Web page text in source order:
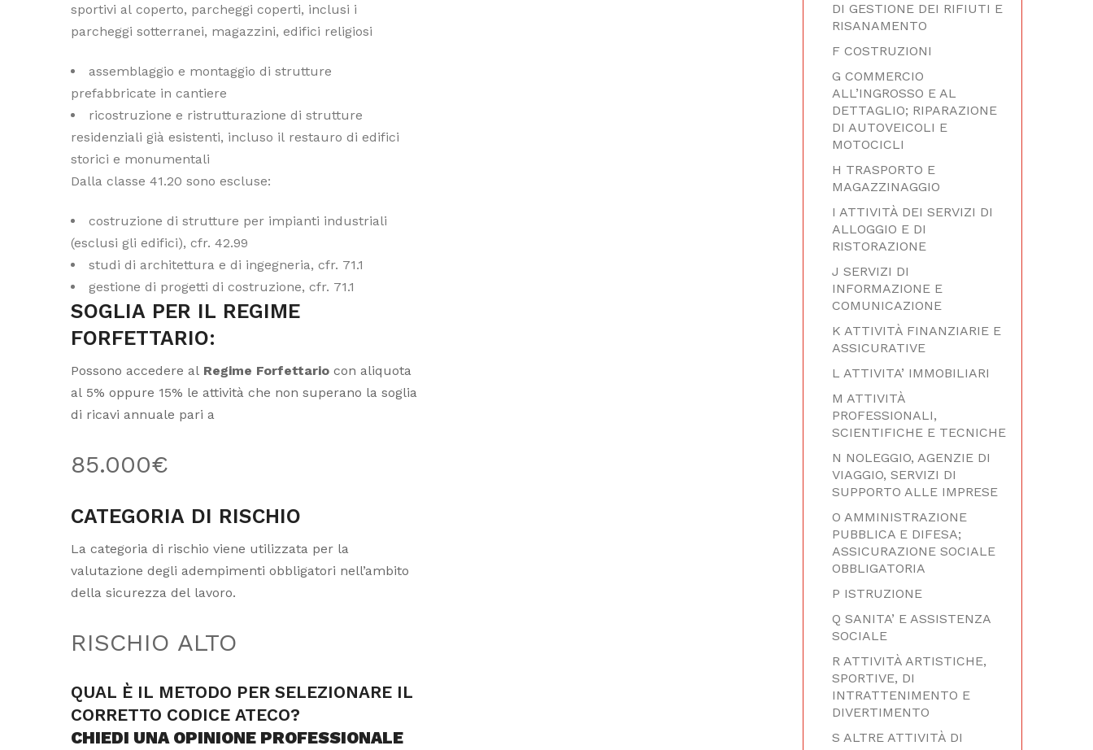
sportivi al coperto, parcheggi coperti, inclusi i
parcheggi sotterranei, magazzini, edifici religiosi
assemblaggio e montaggio di strutture
prefabbricate in cantiere
ricostruzione e ristrutturazione di strutture
residenziali già esistenti, incluso il restauro di edifici
storici e monumentali
Dalla classe 41.20 sono escluse:
costruzione di strutture per impianti industriali
(esclusi gli edifici), cfr. 42.99
studi di architettura e di ingegneria, cfr. 71.1
gestione di progetti di costruzione, cfr. 71.1
SOGLIA PER IL REGIME
FORFETTARIO:
Possono accedere al Regime Forfettario con aliquota
al 5% oppure 15% le attività che non superano la soglia
di ricavi annuale pari a
85.000€
CATEGORIA DI RISCHIO
La categoria di rischio viene utilizzata per la
valutazione degli adempimenti obbligatori nell’ambito
della sicurezza del lavoro.
RISCHIO ALTO
QUAL È IL METODO PER SELEZIONARE IL
CORRETTO CODICE ATECO?
CHIEDI UNA OPINIONE PROFESSIONALE
DI GESTIONE DEI RIFIUTI E
RISANAMENTO
F COSTRUZIONI
G COMMERCIO
ALL’INGROSSO E AL
DETTAGLIO; RIPARAZIONE
DI AUTOVEICOLI E
MOTOCICLI
H TRASPORTO E
MAGAZZINAGGIO
I ATTIVITÀ DEI SERVIZI DI
ALLOGGIO E DI
RISTORAZIONE
J SERVIZI DI
INFORMAZIONE E
COMUNICAZIONE
K ATTIVITÀ FINANZIARIE E
ASSICURATIVE
L ATTIVITA’ IMMOBILIARI
M ATTIVITÀ
PROFESSIONALI,
SCIENTIFICHE E TECNICHE
N NOLEGGIO, AGENZIE DI
VIAGGIO, SERVIZI DI
SUPPORTO ALLE IMPRESE
O AMMINISTRAZIONE
PUBBLICA E DIFESA;
ASSICURAZIONE SOCIALE
OBBLIGATORIA
P ISTRUZIONE
Q SANITA’ E ASSISTENZA
SOCIALE
R ATTIVITÀ ARTISTICHE,
SPORTIVE, DI
INTRATTENIMENTO E
DIVERTIMENTO
S ALTRE ATTIVITÀ DI